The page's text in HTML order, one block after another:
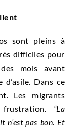
sont pleins à
difficiles pour
mois avant
Dans ce
Les migrants
“La
n’est pas bon. Et